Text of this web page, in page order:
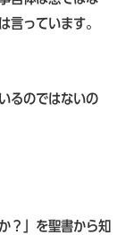
言っています。
るのではないの
？」を聖書から知